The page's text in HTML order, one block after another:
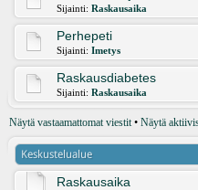
Sijainti: Raskausaika
Perhepeti
Sijainti: Imetys
Raskausdiabetes
Sijainti: Raskausaika
Näytä vastaamattomat viestit• Näytä
Keskustelualue
Raskausaika